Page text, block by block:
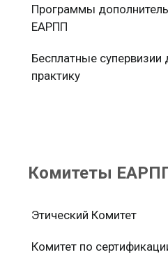
Программы
ЕАРПП
Бесплатные
практику
Комитеты
Этический Комитет
Комитет по